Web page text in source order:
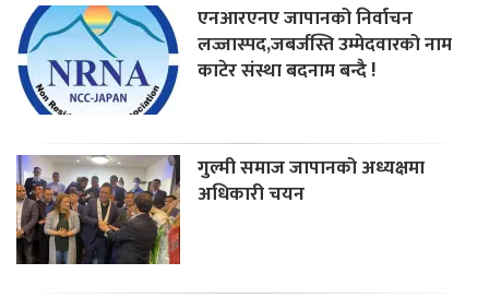
एनआरएनए जापानको निर्वाचन
लज्जास्पद,जबर्जस्ति उम्मेदवारको नाम
काटेर संस्था बदनाम बन्दै !
गुल्मी समाज जापानको अध्यक्षमा
अधिकारी चयन